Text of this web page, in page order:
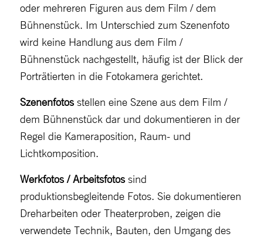
oder mehreren Figuren aus dem Film / dem
Bühnenstück. Im Unterschied zum Szenenfoto
wird keine Handlung aus dem Film /
Bühnenstück nachgestellt, häufig ist der Blick der
Porträtierten in die Fotokamera gerichtet.
Szenenfotos stellen eine Szene aus dem Film /
dem Bühnenstück dar und dokumentieren in der
Regel die Kameraposition, Raum- und
Lichtkomposition.
Werkfotos / Arbeitsfotos sind
produktionsbegleitende Fotos. Sie dokumentieren
Dreharbeiten oder Theaterproben, zeigen die
verwendete Technik, Bauten, den Umgang des